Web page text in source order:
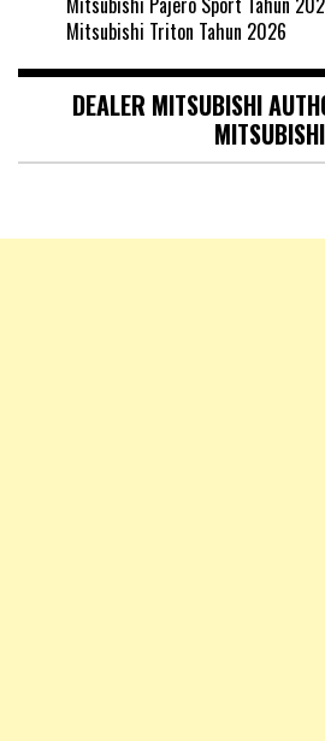
Mitsubishi Triton Tahun 2026
DEALER MITSUBISHI
MITSUBISHI